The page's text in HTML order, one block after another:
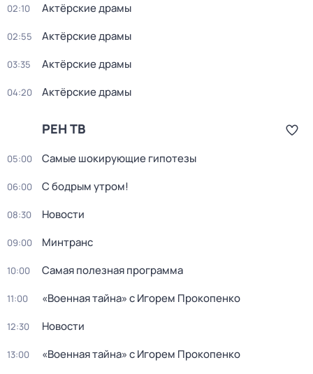
02:10 Актёрские драмы
02:55 Актёрские драмы
03:35 Актёрские драмы
04:20 Актёрские драмы
РЕН ТВ
05:00 Самые шoкиpующие гипотезы
06:00 С бодрым утром!
08:30 Новости
09:00 Минтранс
10:00 Самая полезная программа
11:00 «Военная тайна» с Игорем Прокопенко
12:30 Новости
13:00 «Военная тайна» с Игорем Прокопенко